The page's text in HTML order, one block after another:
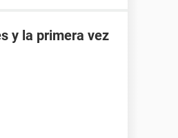
y la primera vez